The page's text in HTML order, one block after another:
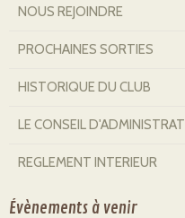
NOUS REJOINDRE
PROCHAINES SORTIES
HISTORIQUE DU CLUB
LE CONSEIL
REGLEMENT INTERIEUR
Évènements à venir